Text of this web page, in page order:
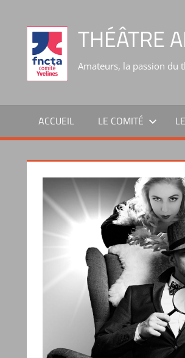
THÉÂTRE
Amateurs, la passion du
ACCUEIL LE COMITÉ